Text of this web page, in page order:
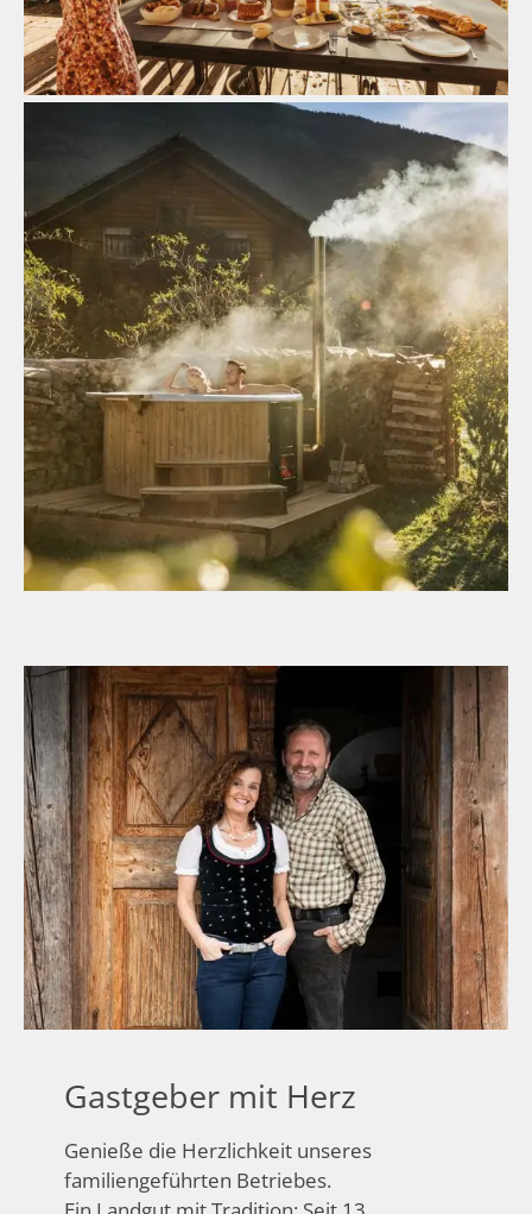
Zum Gutshaus
Chalet Wellness
Zum Badehäusl
Gastgeber mit Herz
Genieße die Herzlichkeit unseres
familiengeführten Betriebes.